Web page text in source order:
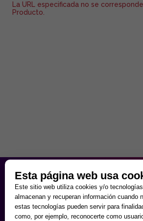
La URL especificada no se
Producto.
de Lunes a Viernes
9:30 - 20:00
Sábados
10:00 - 14:00 y 17:00 -
Domingos cerrado.
Esta página web usa
Este sitio web utiliza cookies y/o
almacenan y recuperan información cuando
estas tecnologías pueden servir para
como, por ejemplo, reconocerte como